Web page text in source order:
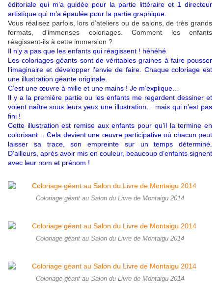
éditoriale qui m’a guidée pour la partie littéraire et 1 directeur
artistique qui m’a épaulée pour la partie graphique.
Vous réalisez parfois, lors d’ateliers ou de salons, de très grands
formats, d’immenses coloriages. Comment les enfants
réagissent-ils à cette immersion ?
Il n’y a pas que les enfants qui réagissent ! héhéhé
Les coloriages géants sont de véritables graines à faire pousser
l’imaginaire et développer l’envie de faire. Chaque coloriage est
une illustration géante originale.
C’est une œuvre à mille et une mains ! Je m’explique…
Il y a la première partie ou les enfants me regardent dessiner et
voient naître sous leurs yeux une illustration… mais qui n’est pas
fini !
Cette illustration est remise aux enfants pour qu’il la termine en
colorisant… Cela devient une œuvre participative où chacun peut
laisser sa trace, son empreinte sur un temps déterminé.
D’ailleurs, après avoir mis en couleur, beaucoup d’enfants signent
avec leur nom et prénom !
Coloriage géant au Salon du Livre de Montaigu 2014
Coloriage géant au Salon du Livre de Montaigu 2014
Coloriage géant au Salon du Livre de Montaigu 2014